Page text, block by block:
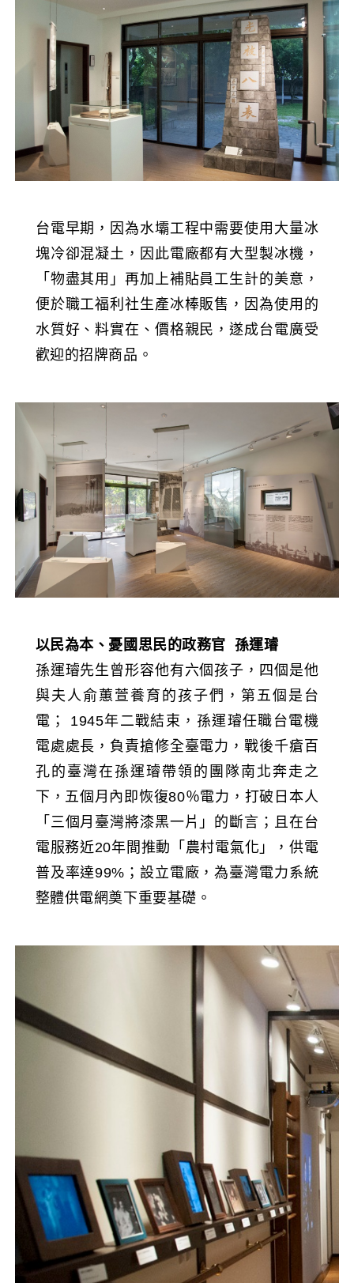
台電早期，因為水壩工程中需要使用大量冰
塊冷卻混凝土，因此電廠都有大型製冰機，
「物盡其用」再加上補貼員工生計的美意，
便於職工福利社生產冰棒販售，因為使用的
水質好、料實在、價格親民，遂成台電廣受
歡迎的招牌商品。
以民為本、憂國思民的政務官 孫運璿
孫運璿先生曾形容他有六個孩子，四個是他
與夫人俞蕙萱養育的孩子們，第五個是台
電； 1945年二戰結束，孫運璿任職台電機
電處處長，負責搶修全臺電力，戰後千瘡百
孔的臺灣在孫運璿帶領的團隊南北奔走之
下，五個月內即恢復80％電力，打破日本人
「三個月臺灣將漆黑一片」的斷言；且在台
電服務近20年間推動「農村電氣化」，供電
普及率達99%；設立電廠，為臺灣電力系統
整體供電網奠下重要基礎。